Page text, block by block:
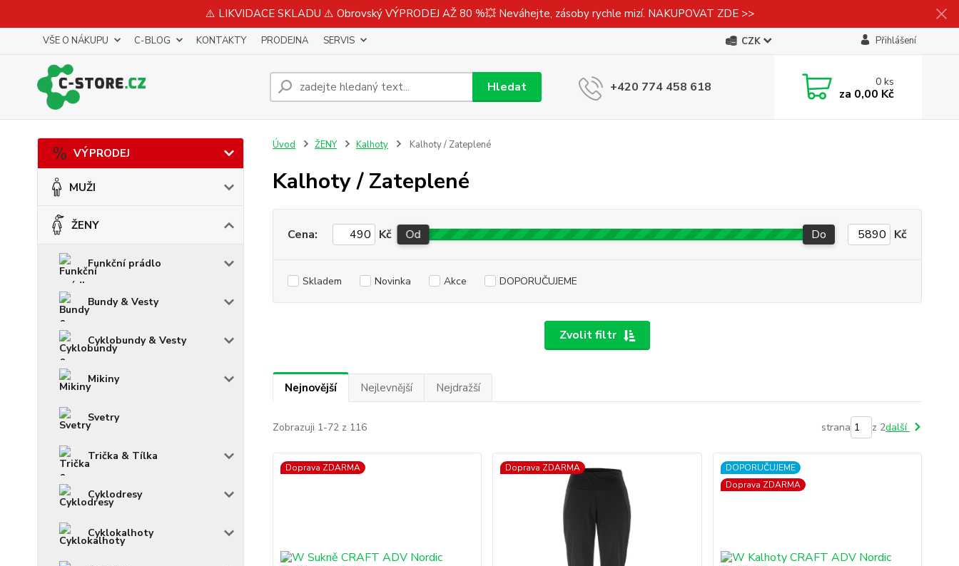
⚠️ LIKVIDACE SKLADU ⚠️ Obrovský VÝPRODEJ AŽ 80 %💥 Neváhejte, zásoby rychle mizí. NAKUPOVAT ZDE >>
VŠE O NÁKUPU C-BLOG KONTAKTY PRODEJNA SERVIS CZK Přihlášení
Hledat +420 774 458 618 0ks
za 0,00 Kč
VÝPRODEJ
MUŽI
ŽENY
Funkční prádlo
Bundy & Vesty
Cyklobundy & Vesty
Mikiny
Svetry
Trička & Tílka
Cyklodresy
Cyklokalhoty
Úvod ŽENY Kalhoty Kalhoty / Zateplené
Kalhoty / Zateplené
Zvolit filtr
Cena: Kč Od Do Kč
Skladem Novinka Akce DOPORUČUJEME
Nejnovější Nejlevnější Nejdražší
Zobrazuji 1-72 z 116 strana z 2další
Doprava ZDARMA Doprava ZDARMA
DOPORUČUJEME
Doprava ZDARMA